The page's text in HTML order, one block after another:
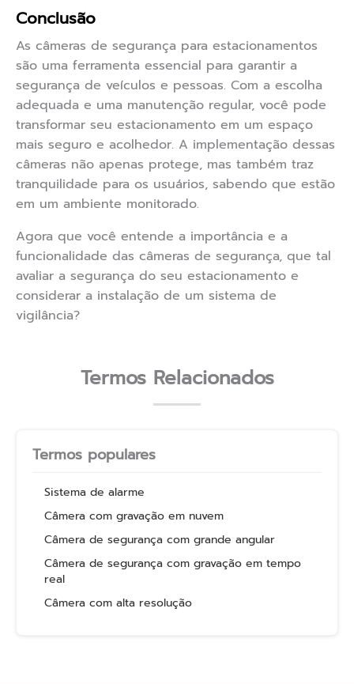
Conclusão
As câmeras de segurança para estacionamentos
são uma ferramenta essencial para garantir a
segurança de veículos e pessoas. Com a escolha
adequada e uma manutenção regular, você pode
transformar seu estacionamento em um espaço
mais seguro e acolhedor. A implementação dessas
câmeras não apenas protege, mas também traz
tranquilidade para os usuários, sabendo que estão
em um ambiente monitorado.
Agora que você entende a importância e a
funcionalidade das câmeras de segurança, que tal
avaliar a segurança do seu estacionamento e
considerar a instalação de um sistema de
vigilância?
Termos Relacionados
Termos populares
Sistema de alarme
Câmera com gravação em nuvem
Câmera de segurança com grande angular
Câmera de segurança com gravação em tempo
real
Câmera com alta resolução